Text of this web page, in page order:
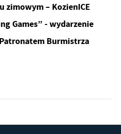
zimowym – KozienICE
Games” - wydarzenie
Burmistrza